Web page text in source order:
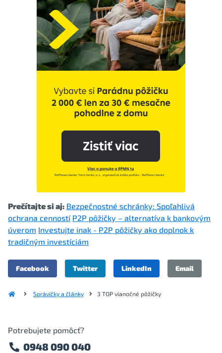
Prečítajte si aj: Bezpečnostné schránky: Spoľahlivá
ochrana cenností P2P pôžičky – alternatíva k bankovým
úverom Investujte inak - P2P pôžičky ako doplnok k
tradičným investíciám
Facebook Twitter LinkedIn Email
Správičky a články 3 TOP vianočné pôžičky
Potrebujete pomôcť?
0948 090 040